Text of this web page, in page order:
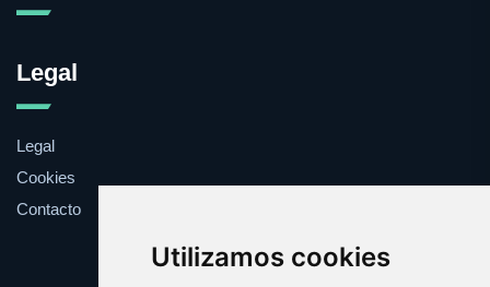
Utilizamos cookies
Legal
Legal
Cookies
Contacto